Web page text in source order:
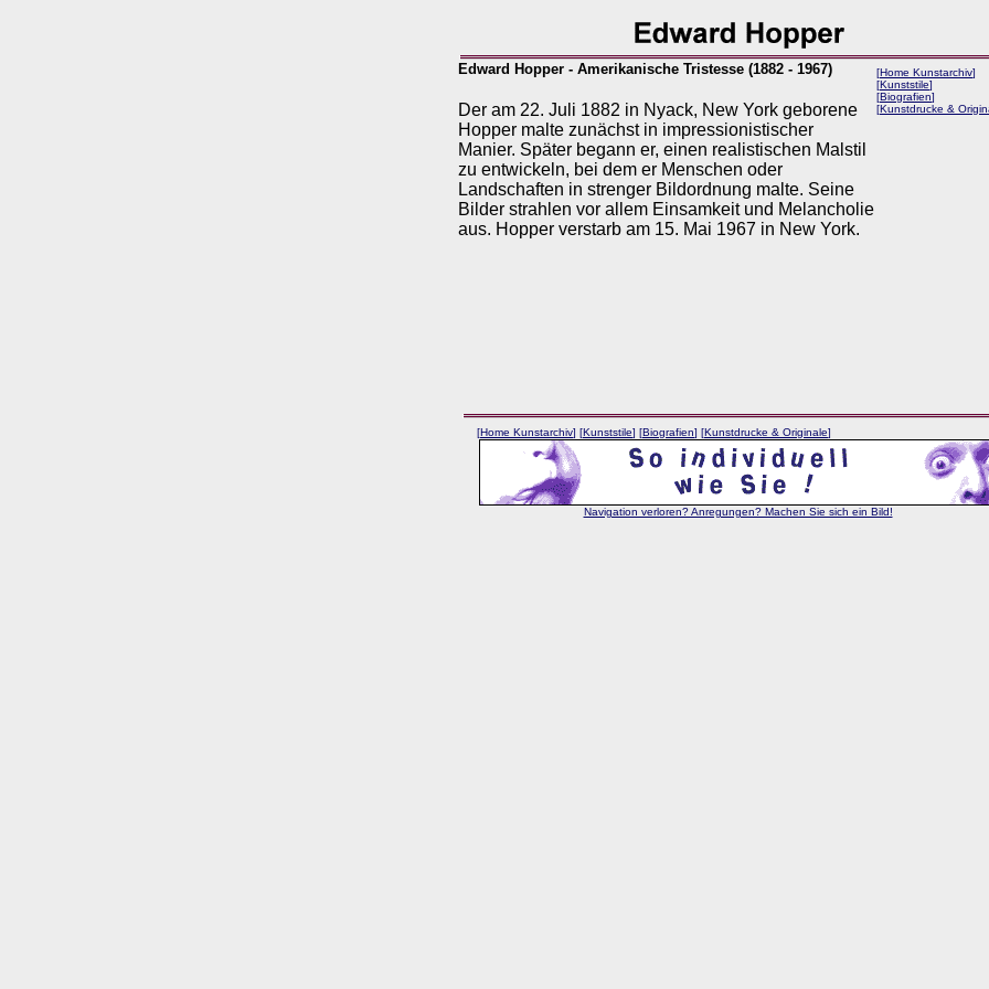
Edward Hopper - Amerikanische Tristesse (1882 - 1967)
Der am 22. Juli 1882 in Nyack, New York geborene
Hopper malte zunächst in impressionistischer
Manier. Später begann er, einen realistischen Malstil
zu entwickeln, bei dem er Menschen oder
Landschaften in strenger Bildordnung malte. Seine
Bilder strahlen vor allem Einsamkeit und Melancholie
aus. Hopper verstarb am 15. Mai 1967 in New York.
[Home Kunstarchiv]
[Kunststile]
[Biografien]
[Kunstdrucke &
[Home Kunstarchiv] [Kunststile] [Biografien] [Kunstdrucke & Originale]
Navigation verloren? Anregungen? Machen Sie sich ein Bild!